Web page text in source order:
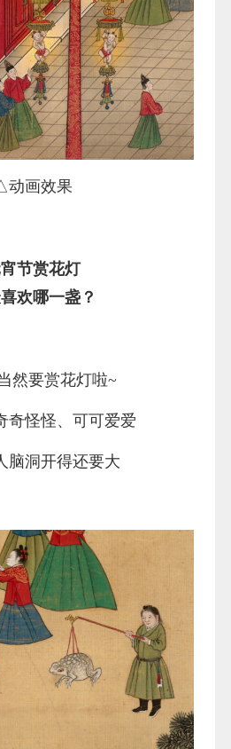
动画效果
节赏花灯
欢哪一盏？
然要赏花灯啦~
奇怪怪、可可爱爱
脑洞开得还要大